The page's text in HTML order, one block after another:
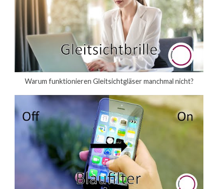
Warum funktionieren Gleitsichtgläser manchmal nicht?